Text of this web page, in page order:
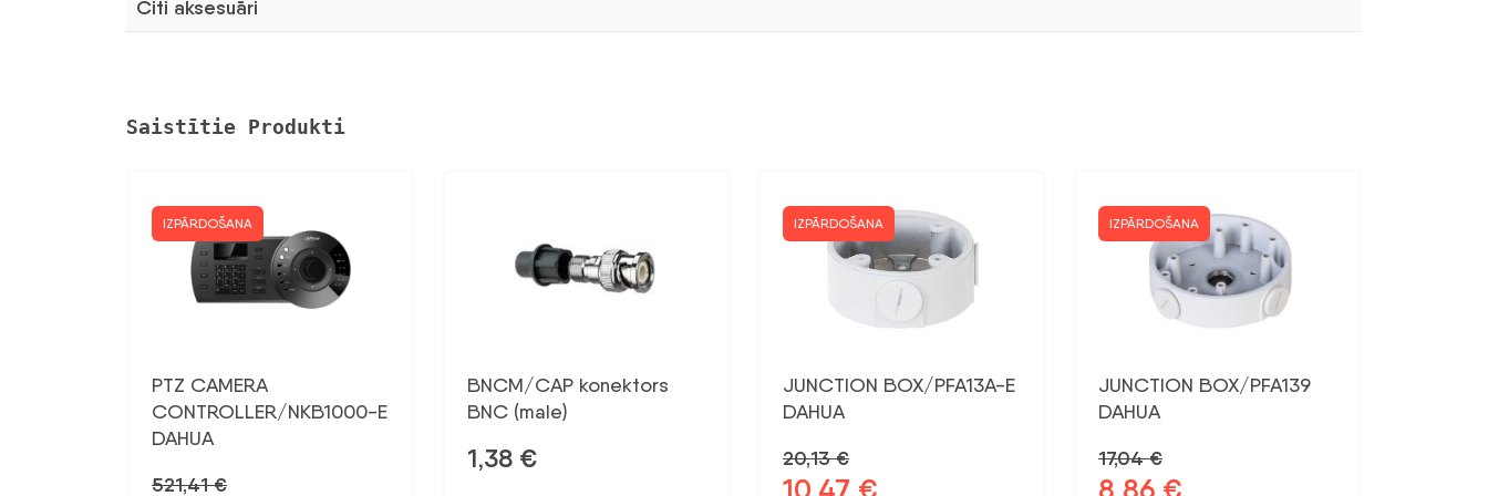
Citi aksesuāri
Saistītie Produkti
IZPĀRDOŠANA
PTZ CAMERA
CONTROLLER/NKB1000-E
DAHUA
521,41€
BNCM/CAP konektors
BNC (male)
1,38 €
IZPĀRDOŠANA
JUNCTION BOX/PFA13A-E
DAHUA
20,13€
Sākotnējā
IZPĀRDOŠANA
JUNCTION BOX/PFA139
DAHUA
17,04€
Sākotnējā